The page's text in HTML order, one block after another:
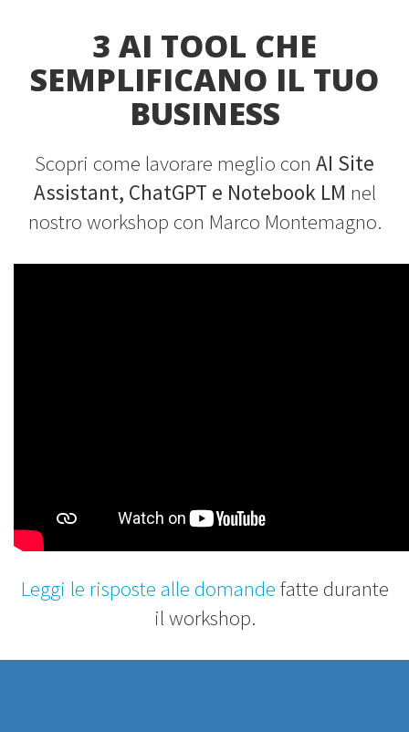
3 AI TOOL CHE
SEMPLIFICANO IL TUO
BUSINESS
Scopri come lavorare meglio con AI Site
Assistant, ChatGPT e Notebook LM nel
nostro workshop con Marco Montemagno.
Leggi le risposte alle domande fatte durante
il workshop.